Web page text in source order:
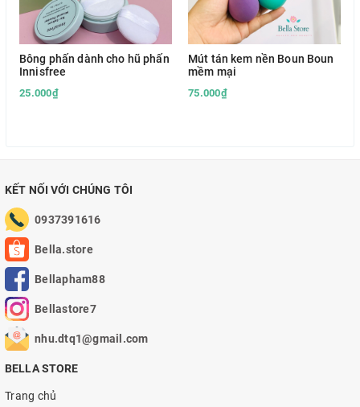
Bông phấn dành cho hũ phấn
Innisfree
25.000₫
Mút tán kem nền Boun Boun
mềm mại
75.000₫
KẾT NỐI VỚI CHÚNG TÔI
0937391616
Bella.store
Bellapham88
Bellastore7
nhu.dtq1@gmail.com
BELLA STORE
Trang chủ